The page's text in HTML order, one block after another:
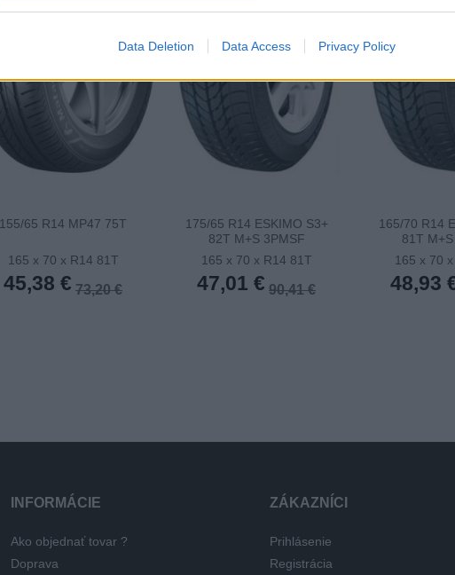
Data Deletion Data Access Privacy Policy
155/65 R14 MP47 75T
165 x 70 x R14 81T
45,38 € 73,20 €
175/65 R14 ESKIMO S3+
82T M+S 3PMSF
165 x 70 x R14 81T
47,01 € 90,41 €
165/70 R14
81T
165 x 70
48,93
INFORMÁCIE
Ako objednať tovar ?
Doprava
ZÁKAZNÍCI
Prihlásenie
Registrácia